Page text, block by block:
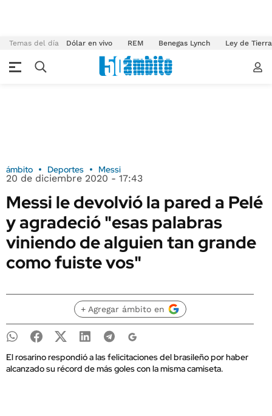
Temas del día Dólar en vivo REM Benegas Lynch Ley de
ámbito Deportes Messi
20 de diciembre 2020 - 17:43
Messi le devolvió la pared a Pelé
y agradeció "esas palabras
viniendo de alguien tan grande
como fuiste vos"
+ Agregar ámbito en
El rosarino respondió a las felicitaciones del brasileño por haber
alcanzado su récord de más goles con la misma camiseta.